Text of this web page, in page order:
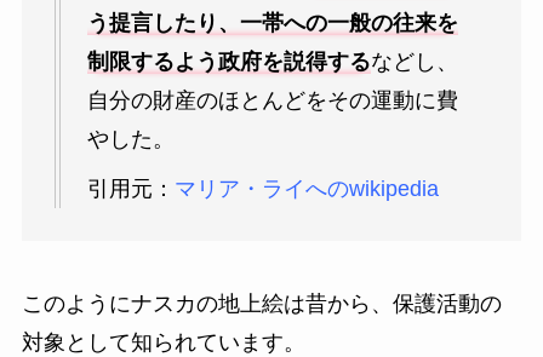
う提言したり、一帯への一般の往来を
制限するよう政府を説得するなどし、
自分の財産のほとんどをその運動に費
やした。
引用元： マリア・ライへのwikipedia
このようにナスカの地上絵は昔から、保護活動の
対象として知られています。